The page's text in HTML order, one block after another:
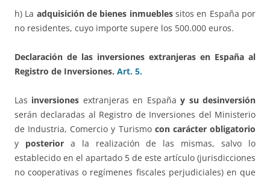
h) La adquisición de bienes inmueblessitos en España por
no residentes, cuyo importe supere los 500.000 euros.
Declaración de las inversiones extranjeras en España al
Registro de Inversiones. Art. 5.
Las inversiones extranjeras en Españay su desinversión
serán declaradas al Registro de Inversiones del Ministerio
de Industria, Comercio y Turismo con carácter obligatorio
y posteriora la realización de las mismas, salvo lo
establecido en el apartado 5 de este artículo (jurisdicciones
no cooperativas o regímenes fiscales perjudiciales) en que